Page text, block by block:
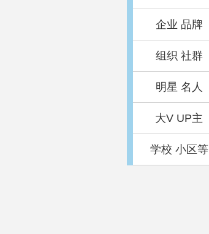
企业 品牌
组织 社群
明星 名人
大V UP主
学校 小区等